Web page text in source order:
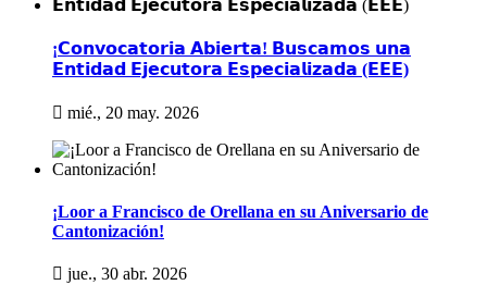
¡𝗖𝗼𝗻𝘃𝗼𝗰𝗮𝘁𝗼𝗿𝗶𝗮 𝗔𝗯𝗶𝗲𝗿𝘁𝗮! 𝗕𝘂𝘀𝗰𝗮𝗺𝗼𝘀 𝘂𝗻𝗮
𝗘𝗻𝘁𝗶𝗱𝗮𝗱 𝗘𝗷𝗲𝗰𝘂𝘁𝗼𝗿𝗮 𝗘𝘀𝗽𝗲𝗰𝗶𝗮𝗹𝗶𝘇𝗮𝗱𝗮 (𝗘𝗘𝗘)
mié., 20 may. 2026
¡Loor a Francisco de Orellana en su Aniversario de
Cantonización!
jue., 30 abr. 2026